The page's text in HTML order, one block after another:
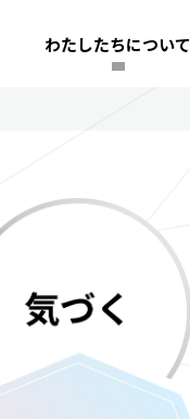
わたしたちについて